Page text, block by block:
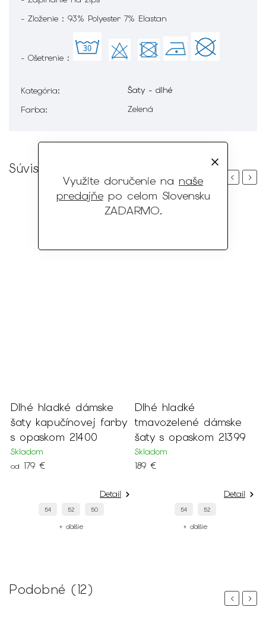
Využite doručenie na naše
predajňepo celom Slovensku
ZADARMO.
- Zloženie : 93% Polyester 7% Elastan
- Ošetrenie :
Kategória:
Šaty - dlhé
Farba: Zelená
Súvisiaci tovar
Previous
Dlhé hladké dámske
šaty kapučínovej farby
s opaskom 21400
Skladom
od 179 €
Detail
54 52 50
+ ďalšie
Dlhé hladké
tmavozelené dámske
šaty s opaskom 21399
Skladom
189 €
Detail
54 52
+ ďalšie
Next
Podobné (12)
PreviousNext